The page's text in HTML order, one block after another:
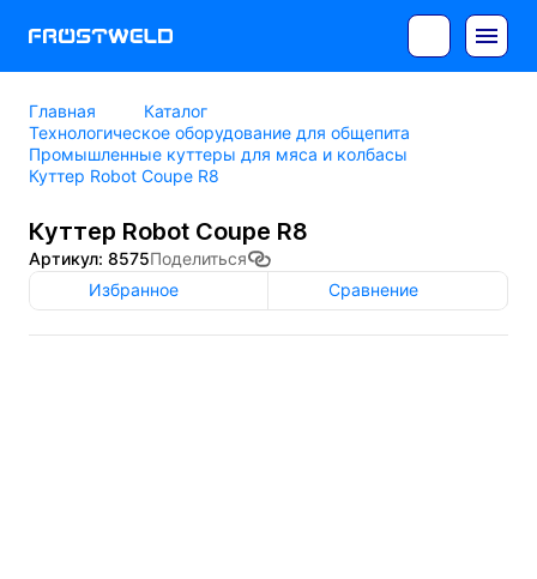
Главная
Каталог
Технологическое оборудование для общепита
Промышленные куттеры для мяса и колбасы
Куттер Robot Coupe R8
Куттер Robot Coupe R8
Артикул: 8575Поделиться
Избранное
Сравнение